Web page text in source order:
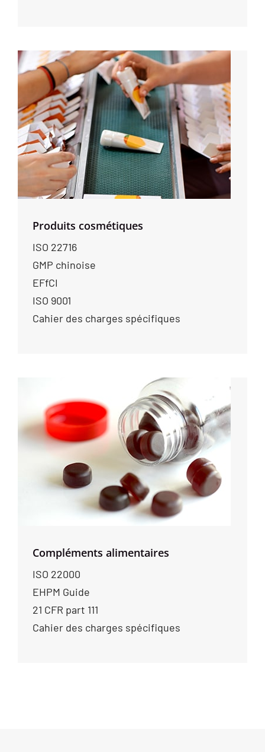
Produits cosmétiques
ISO 22716
GMP chinoise
EFfCI
ISO 9001
Cahier des charges spécifiques
Compléments alimentaires
ISO 22000
EHPM Guide
21 CFR part 111
Cahier des charges spécifiques